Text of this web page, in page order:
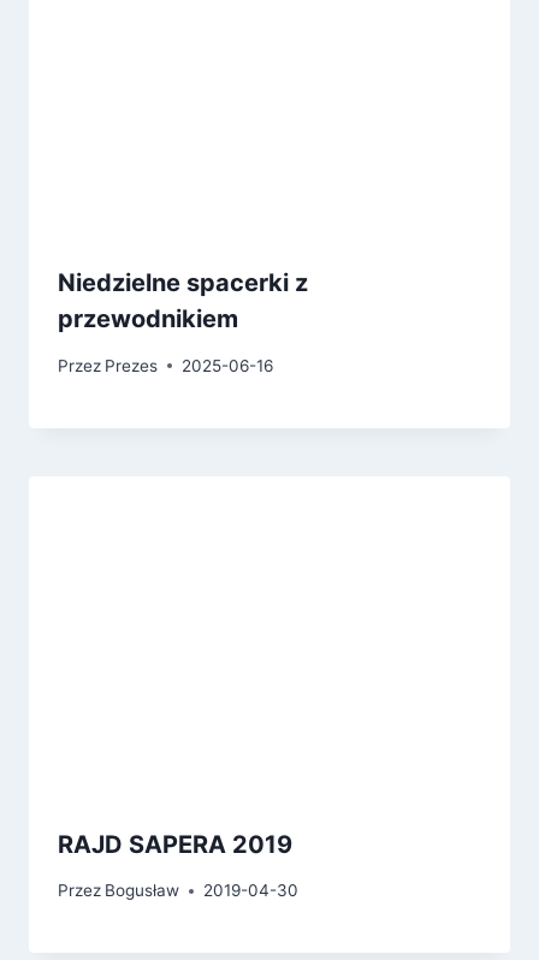
Niedzielne spacerki z
przewodnikiem
Przez Prezes 2025-06-16
RAJD SAPERA 2019
Przez Bogusław 2019-04-30